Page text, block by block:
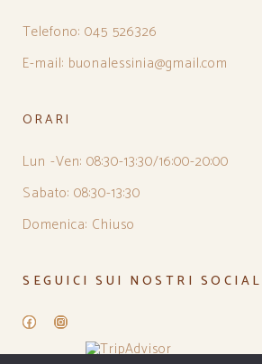
Telefono: 045 526326
E-mail: buonalessinia@gmail.com
ORARI
Lun -Ven: 08:30-13:30/16:00-20:00
Sabato: 08:30-13:30
Domenica: Chiuso
SEGUICI SUI NOSTRI SOCIAL
FacebookInstagram